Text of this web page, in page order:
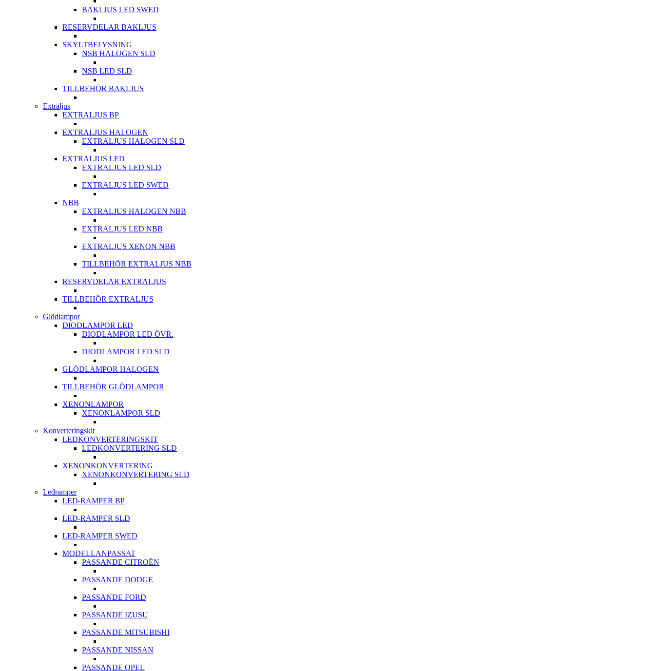
BAKLJUS LED SWED
RESERVDELAR BAKLJUS
SKYLTBELYSNING
NSB HALOGEN SLD
NSB LED SLD
TILLBEHÖR BAKLJUS
Extraljus
EXTRALJUS BP
EXTRALJUS HALOGEN
EXTRALJUS HALOGEN SLD
EXTRALJUS LED
EXTRALJUS LED SLD
EXTRALJUS LED SWED
NBB
EXTRALJUS HALOGEN NBB
EXTRALJUS LED NBB
EXTRALJUS XENON NBB
TILLBEHÖR EXTRALJUS NBB
RESERVDELAR EXTRALJUS
TILLBEHÖR EXTRALJUS
Glödlampor
DIODLAMPOR LED
DIODLAMPOR LED ÖVR.
DIODLAMPOR LED SLD
GLÖDLAMPOR HALOGEN
TILLBEHÖR GLÖDLAMPOR
XENONLAMPOR
XENONLAMPOR SLD
Konverteringskit
LEDKONVERTERINGSKIT
LEDKONVERTERING SLD
XENONKONVERTERING
XENONKONVERTERING SLD
Ledramper
LED-RAMPER BP
LED-RAMPER SLD
LED-RAMPER SWED
MODELLANPASSAT
PASSANDE CITROËN
PASSANDE DODGE
PASSANDE FORD
PASSANDE IZUSU
PASSANDE MITSUBISHI
PASSANDE NISSAN
PASSANDE OPEL